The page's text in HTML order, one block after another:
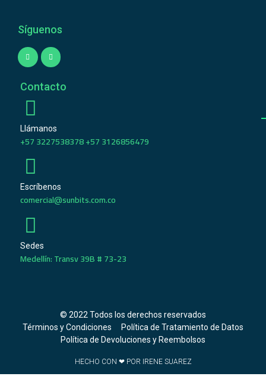
Síguenos
Contacto
Llámanos
+57 3227538378 +57 3126856479
Escríbenos
comercial@sunbits.com.co
Sedes
Medellín: Transv 39B # 73-23
© 2022 Todos los derechos reservados
Términos y Condiciones
Política de Tratamiento de Datos
Política de Devoluciones y Reembolsos
HECHO CON ❤ POR IRENE SUAREZ